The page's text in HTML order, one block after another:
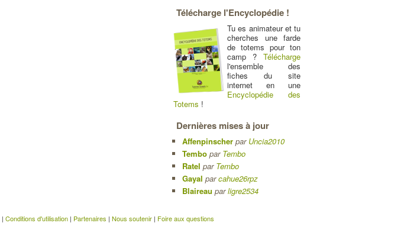
Télécharge l'Encyclopédie !
Tu es animateur et tu
cherches une farde
de totems pour ton
camp ? Télécharge
l'ensemble des
fiches du site
internet en une
Encyclopédie des
Totems !
Dernières mises à jour
Affenpinscher par Uncia2010
Tembo par Tembo
Ratel par Tembo
Gayal parcahue26rpz
Blaireau parligre2534
| Conditions d'utilisation | Partenaires | Nous soutenir | Foire aux questions